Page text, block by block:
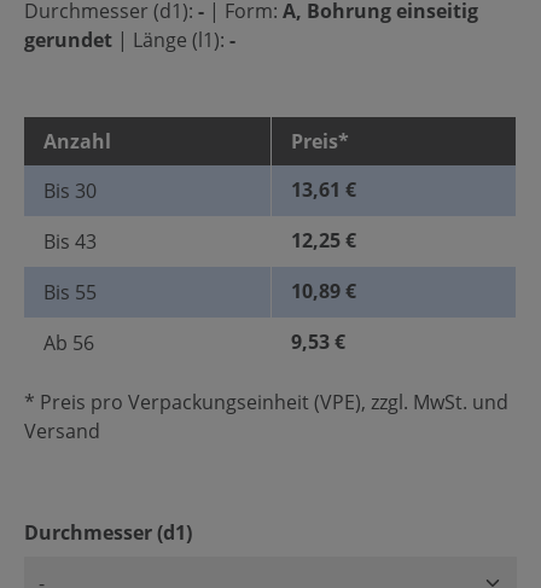
Durchmesser (d1): - | Form: A, Bohrung einseitig
gerundet | Länge (l1): -
Anzahl
Preis*
Bis 30
13,61 €
Bis 43
12,25 €
Bis 55
10,89 €
Ab 56 9,53 €
* Preis pro Verpackungseinheit (VPE), zzgl. MwSt. und
Versand
Durchmesser (d1)auswählen